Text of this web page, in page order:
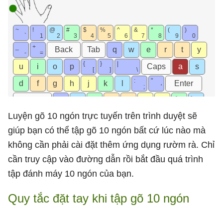
Luyện gõ 10 ngón trực tuyến trên trình duyệt sẽ
giúp bạn có thể tập gõ 10 ngón bất cứ lúc nào mà
không cần phải cài đặt thêm ứng dụng rườm rà. Chỉ
cần truy cập vào đường dẫn rồi bắt đầu quá trình
tập đánh máy 10 ngón của bạn.
Quy tắc đặt tay khi tập gõ 10 ngón